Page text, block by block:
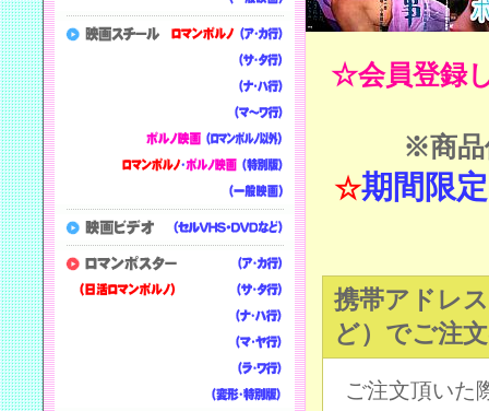
☆会員登録
※商品
☆期間限定
携帯アドレ
ど）でご注
ご注文頂いた